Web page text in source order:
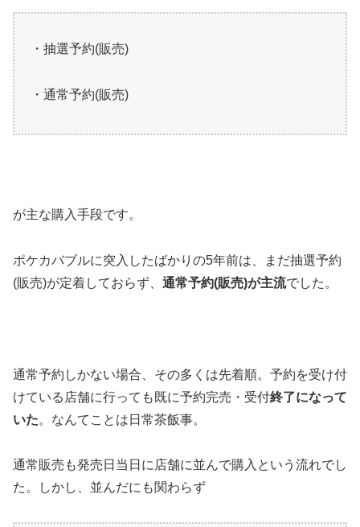
・抽選予約(販売)
・通常予約(販売)
が主な購入手段です。
ポケカバブルに突入したばかりの5年前は、まだ抽選予約
(販売)が定着しておらず、 通常予約(販売)が主流でした。
通常予約しかない場合、その多くは先着順。予約を受け付
けている店舗に行っても既に予約完売・受付終了になって
いた。なんてことは日常茶飯事。
通常販売も発売日当日に店舗に並んで購入という流れでし
た。しかし、並んだにも関わらず